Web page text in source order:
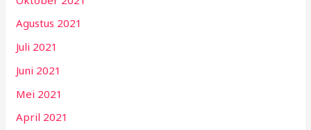
Agustus 2021
Juli 2021
Juni 2021
Mei 2021
April 2021